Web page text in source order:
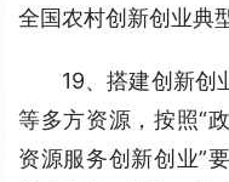
全国农村创新创业典
19、搭建创新创
等多方资源，按照“
资源服务创新创业”